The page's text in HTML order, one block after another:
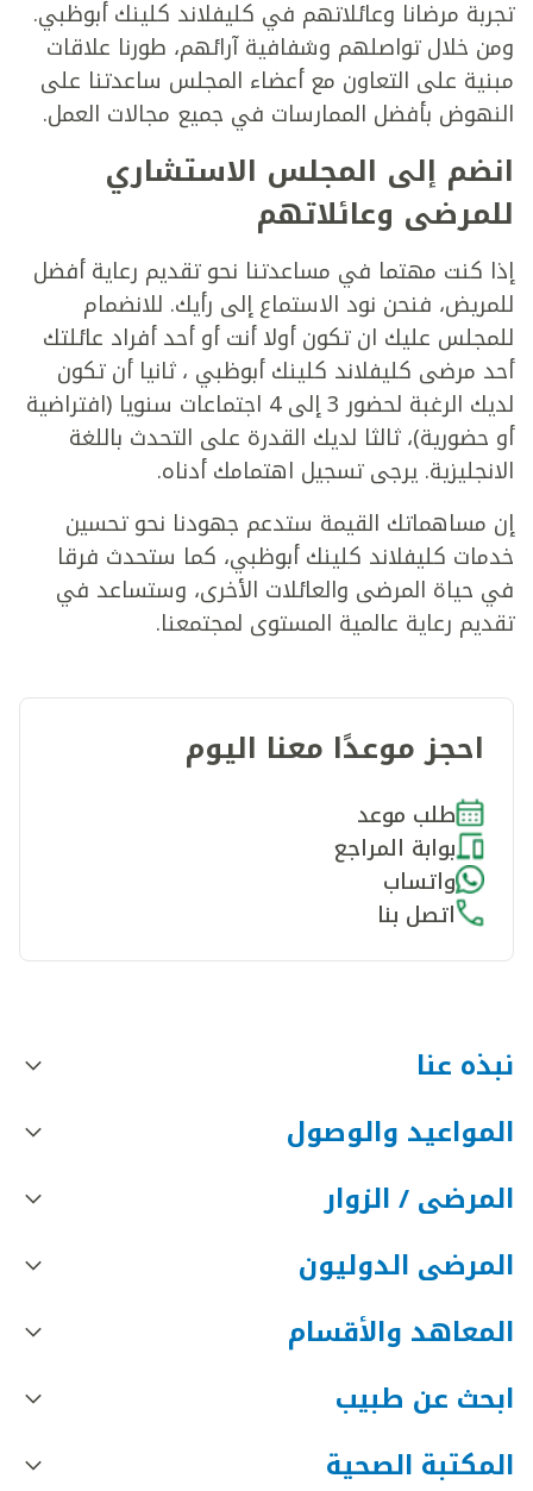
تجربة مرضانا وعائلاتهم في كليفلاند كلينك أبوظبي.
ومن خلال تواصلهم وشفافية آرائهم، طورنا علاقات
مبنية على التعاون مع أعضاء المجلس ساعدتنا على
النهوض بأفضل الممارسات في جميع مجالات العمل.
انضم إلى المجلس الاستشاري
للمرضى وعائلاتهم
إذا كنت مهتما في مساعدتنا نحو تقديم رعاية أفضل
للمريض، فنحن نود الاستماع إلى رأيك. للانضمام
للمجلس عليك ان تكون أولا أنت أو أحد أفراد عائلتك
أحد مرضى كليفلاند كلينك أبوظبي ، ثانيا أن تكون
لديك الرغبة لحضور 3 إلى 4 اجتماعات سنويا (افتراضية
أو حضورية)، ثالثا لديك القدرة على التحدث باللغة
الانجليزية. يرجى تسجيل اهتمامك أدناه.
إن مساهماتك القيمة ستدعم جهودنا نحو تحسين
خدمات كليفلاند كلينك أبوظبي، كما ستحدث فرقا
في حياة المرضى والعائلات الأخرى، وستساعد في
تقديم رعاية عالمية المستوى لمجتمعنا.
احجز موعدًا معنا اليوم
طلب موعد
بوابة المراجع
واتساب
اتصل بنا
نبذه عنا
المواعيد والوصول
المرضى / الزوار
المرضى الدوليون
المعاهد والأقسام
ابحث عن طبيب
المكتبة الصحية